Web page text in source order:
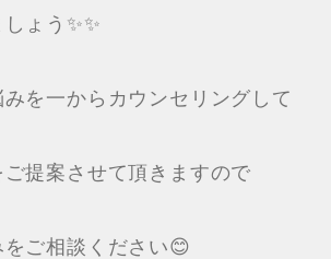
ょう✨✨
を一からカウンセリングして
提案させて頂きますので
をご相談ください😊